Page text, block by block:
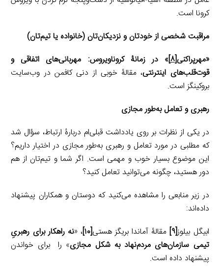
کرونا است.
مراقبت شخصی از خودتان و نزدیکان‌تان (خانواده یا تیم‌تان)
«مهرپراکنی[۸] » در زمانۀ کروناویروس: مهربانی‌های اتفاقی و
قوت‌قلب‌های اینترنتی، مقالۀ خوبی از دنی کافمن در وب‌سایت
بروکینگز است.
رهبری و تعامل به‌طور مجازی
در یکی از نظرات بر روی یادداشت قبلی‌ام دربارۀ ارتباط، سؤال شد
که مطلبی در مورد تعامل و رهبری به‌طور مجازی در اختیار داریم؟
این موضوع بسیار خوب و مهمی است. اگر شما و تیم‌تان از هم
دور هستید، چگونه می‌توانید تعامل کنید؟
در زیر منابعی را مشاهده می‌کنید که دوستان و همکاران پیشنهاد
داده‌اند:
ابیگل بیلوز[۹] مقالۀ آماندا بریگز هستی[۱۰] ، «نه راهکار برای رهبریِ
تیمی سازمان‌های مردم‌نهاد به شکل مجازی» را برای خواندن
پیشنهاد داده است.